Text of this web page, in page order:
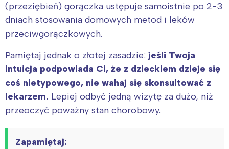
(przeziębień) gorączka ustępuje samoistnie po 2-3
dniach stosowania domowych metod i leków
przeciwgorączkowych.
Pamiętaj jednak o złotej zasadzie: jeśli Twoja
intuicja podpowiada Ci, że z dzieckiem dzieje się
coś nietypowego, nie wahaj się skonsultować z
lekarzem. Lepiej odbyć jedną wizytę za dużo, niż
przeoczyć poważny stan chorobowy.
Zapamiętaj: